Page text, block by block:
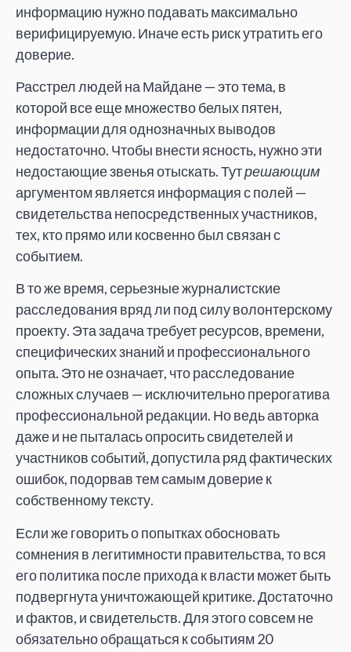
информацию нужно подавать максимально
верифицируемую. Иначе есть риск утратить его
доверие.
Расстрел людей на Майдане — это тема, в
которой все еще множество белых пятен,
информации для однозначных выводов
недостаточно. Чтобы внести ясность, нужно эти
недостающие звенья отыскать. Тутрешающим
аргументом является информация с полей —
свидетельства непосредственных участников,
тех, кто прямо или косвенно был связан с
событием.
В то же время, серьезные журналистские
расследования вряд ли под силу волонтерскому
проекту. Эта задача требует ресурсов, времени,
специфических знаний и профессионального
опыта. Это не означает, что расследование
сложных случаев — исключительно прерогатива
профессиональной редакции. Но ведь авторка
даже и не пыталась опросить свидетелей и
участников событий, допустила ряд фактических
ошибок, подорвав тем самым доверие к
собственному тексту.
Если же говорить о попытках обосновать
сомнения в легитимности правительства, то вся
его политика после прихода к власти может быть
подвергнута уничтожающей критике. Достаточно
и фактов, и свидетельств. Для этого совсем не
обязательно обращаться к событиям 20